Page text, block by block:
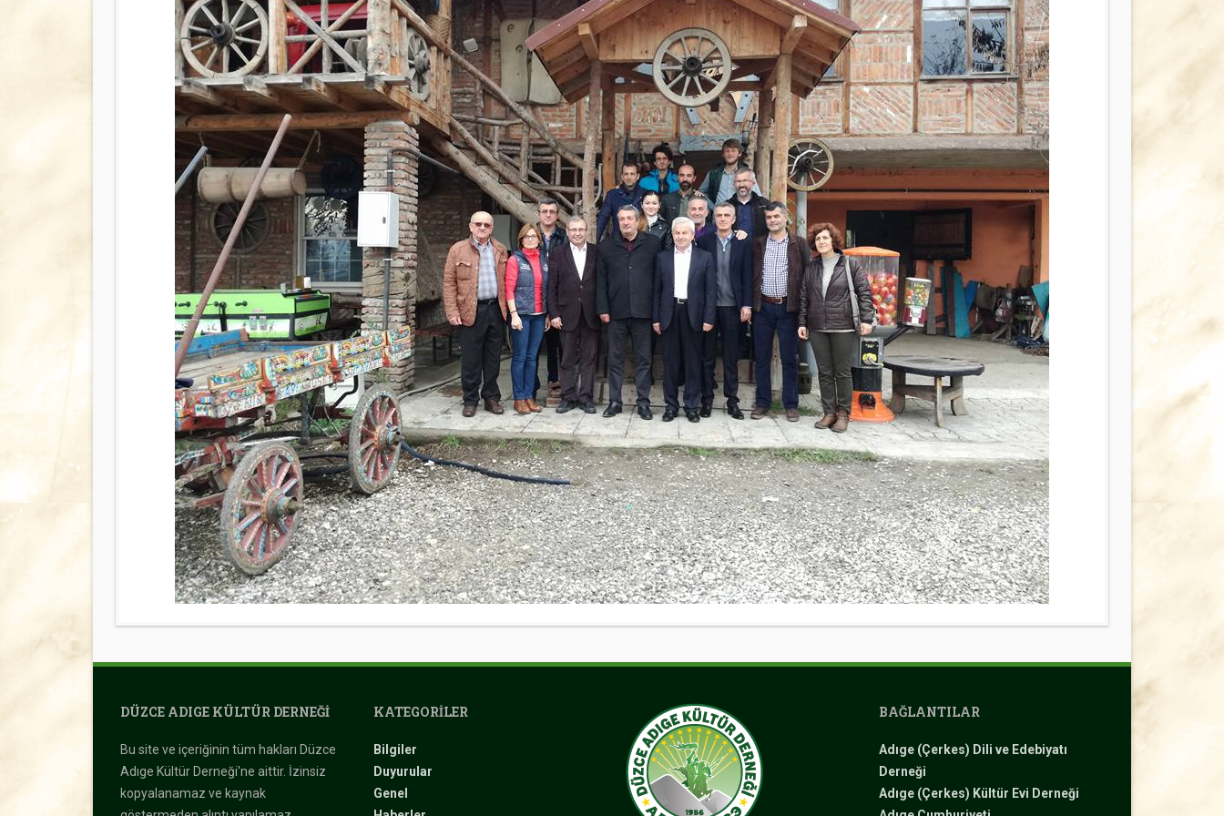
DÜZCE ADIGE KÜLTÜR DERNEĞI
Bu site ve içeriğinin tüm hakları Düzce
Adıge Kültür Derneği'ne aittir. İzinsiz
kopyalanamaz ve kaynak
KATEGORILER
Bilgiler
Duyurular
Genel
BAĞLANTILAR
Adıge (Çerkes) Dili ve Edebiyatı
Derneği
Adıge (Çerkes) Kültür Evi Derneği